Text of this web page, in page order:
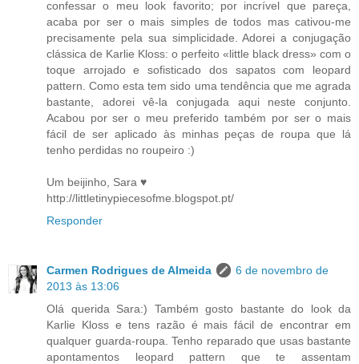
confessar o meu look favorito; por incrível que pareça,
acaba por ser o mais simples de todos mas cativou-me
precisamente pela sua simplicidade. Adorei a conjugação
clássica de Karlie Kloss: o perfeito «little black dress» com o
toque arrojado e sofisticado dos sapatos com leopard
pattern. Como esta tem sido uma tendência que me agrada
bastante, adorei vê-la conjugada aqui neste conjunto.
Acabou por ser o meu preferido também por ser o mais
fácil de ser aplicado às minhas peças de roupa que lá
tenho perdidas no roupeiro :)
Um beijinho, Sara ♥
http://littletinypiecesofme.blogspot.pt/
Responder
Carmen Rodrigues de Almeida
6 de novembro de
2013 às 13:06
Olá querida Sara:) Também gosto bastante do look da
Karlie Kloss e tens razão é mais fácil de encontrar em
qualquer guarda-roupa. Tenho reparado que usas bastante
apontamentos leopard pattern que te assentam